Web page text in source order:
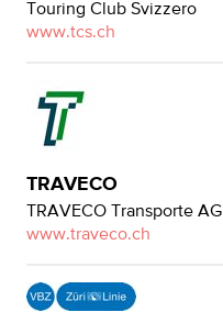
Touring Club Svizzero
www.tcs.ch
TRAVECO
TRAVECO Transporte AG
www.traveco.ch